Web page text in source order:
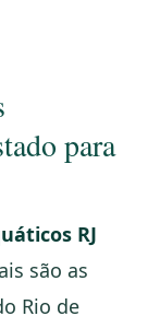
para
RJ
são as
Rio de